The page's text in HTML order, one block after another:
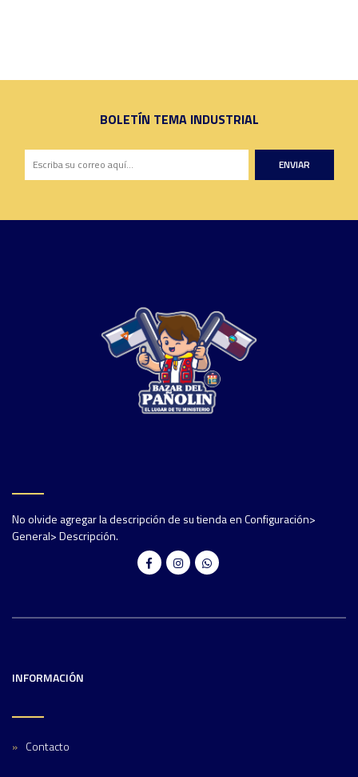
BOLETÍN TEMA INDUSTRIAL
ENVIAR
No olvide agregar la descripción de su tienda en Configuración>
General> Descripción.
INFORMACIÓN
Contacto